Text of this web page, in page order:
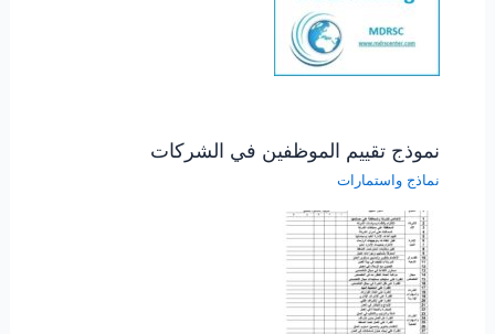
نموذج تقييم الموظفين في الشركات
نماذج واستمارات